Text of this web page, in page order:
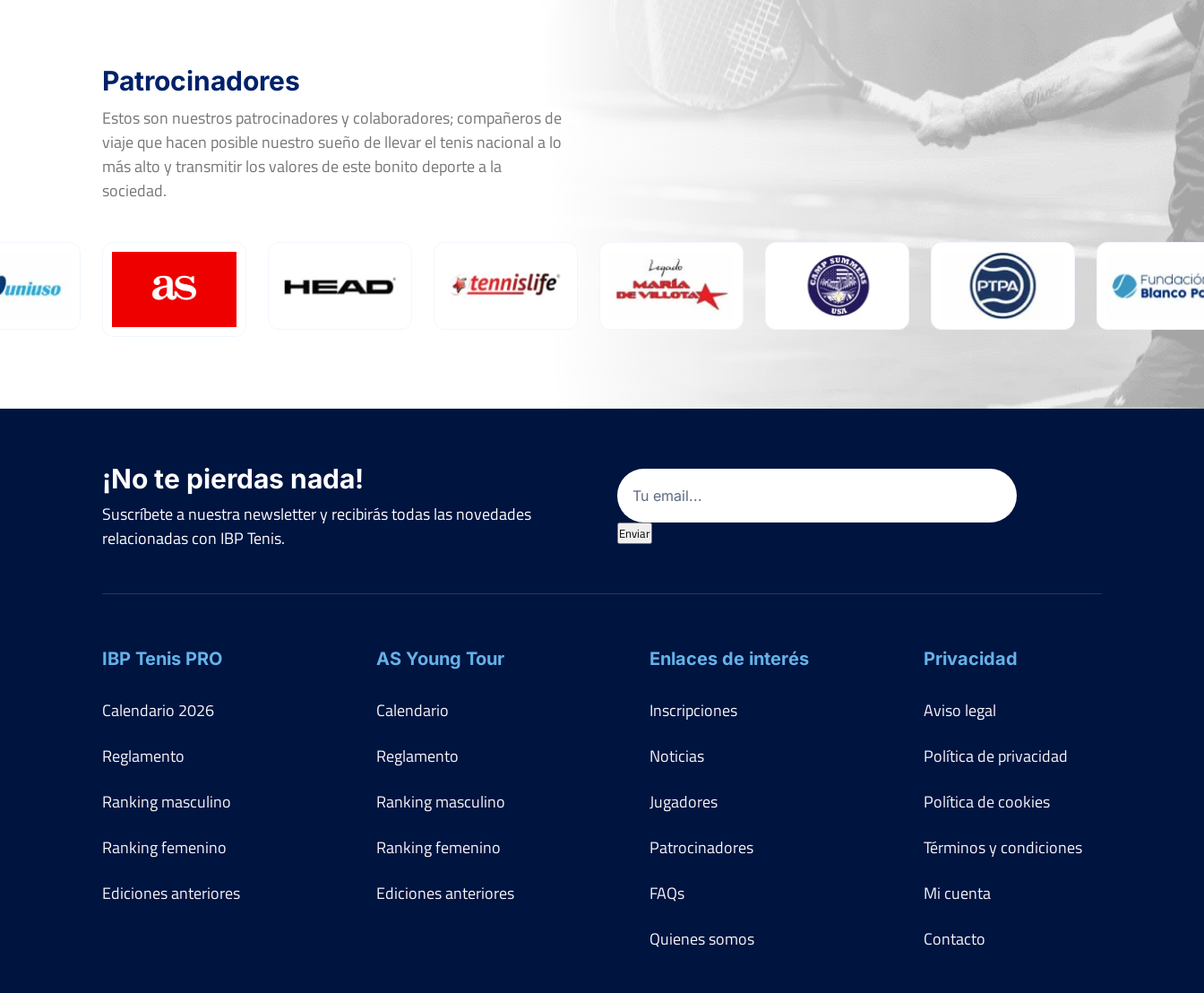
Patrocinadores
Estos son nuestros patrocinadores y colaboradores; compañeros de
viaje que hacen posible nuestro sueño de llevar el tenis nacional a lo
más alto y transmitir los valores de este bonito deporte a la
sociedad.
¡No te pierdas nada!
Suscríbete a nuestra newsletter y recibirás todas las novedades
relacionadas con IBP Tenis.
Email
Enviar
IBP Tenis PRO
Calendario 2026
Reglamento
Ranking masculino
Ranking femenino
Ediciones anteriores
AS Young Tour
Calendario
Reglamento
Ranking masculino
Ranking femenino
Ediciones anteriores
Enlaces de interés
Inscripciones
Noticias
Jugadores
Patrocinadores
FAQs
Quienes somos
Privacidad
Aviso legal
Política de privacidad
Política de cookies
Términos y condiciones
Mi cuenta
Contacto